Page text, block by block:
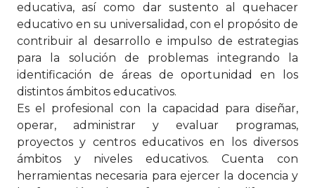
educativa, así como dar sustento al quehacer
educativo en su universalidad, con el propósito de
contribuir al desarrollo e impulso de estrategias
para la solución de problemas integrando la
identificación de áreas de oportunidad en los
distintos ámbitos educativos.
Es el profesional con la capacidad para diseñar,
operar, administrar y evaluar programas,
proyectos y centros educativos en los diversos
ámbitos y niveles educativos. Cuenta con
herramientas necesaria para ejercer la docencia y